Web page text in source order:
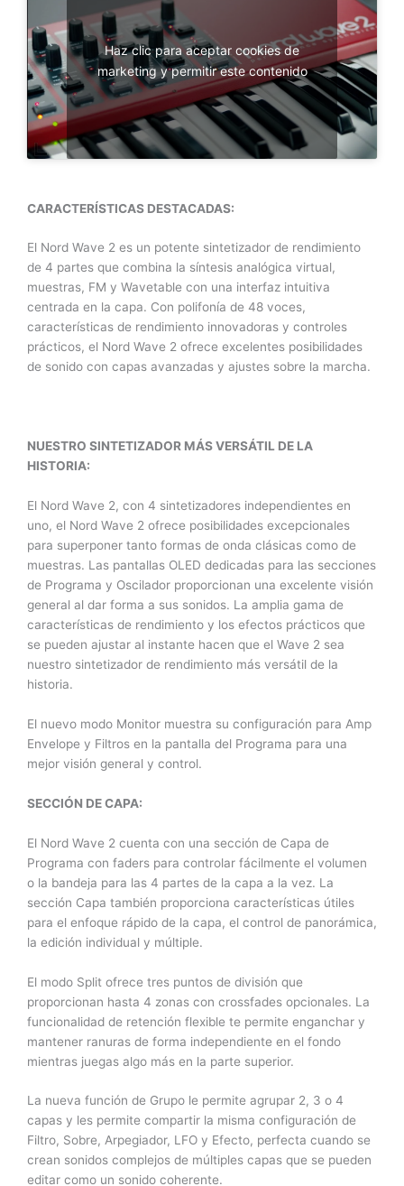
Haz clic para aceptar cookies de
marketing y permitir este contenido
CARACTERÍSTICAS DESTACADAS:
El Nord Wave 2 es un potente sintetizador de rendimiento
de 4 partes que combina la síntesis analógica virtual,
muestras, FM y Wavetable con una interfaz intuitiva
centrada en la capa. Con polifonía de 48 voces,
características de rendimiento innovadoras y controles
prácticos, el Nord Wave 2 ofrece excelentes posibilidades
de sonido con capas avanzadas y ajustes sobre la marcha.
NUESTRO SINTETIZADOR MÁS VERSÁTIL DE LA
HISTORIA:
El Nord Wave 2, con 4 sintetizadores independientes en
uno, el Nord Wave 2 ofrece posibilidades excepcionales
para superponer tanto formas de onda clásicas como de
muestras. Las pantallas OLED dedicadas para las secciones
de Programa y Oscilador proporcionan una excelente visión
general al dar forma a sus sonidos. La amplia gama de
características de rendimiento y los efectos prácticos que
se pueden ajustar al instante hacen que el Wave 2 sea
nuestro sintetizador de rendimiento más versátil de la
historia.
El nuevo modo Monitor muestra su configuración para Amp
Envelope y Filtros en la pantalla del Programa para una
mejor visión general y control.
SECCIÓN DE CAPA:
El Nord Wave 2 cuenta con una sección de Capa de
Programa con faders para controlar fácilmente el volumen
o la bandeja para las 4 partes de la capa a la vez. La
sección Capa también proporciona características útiles
para el enfoque rápido de la capa, el control de panorámica,
la edición individual y múltiple.
El modo Split ofrece tres puntos de división que
proporcionan hasta 4 zonas con crossfades opcionales. La
funcionalidad de retención flexible te permite enganchar y
mantener ranuras de forma independiente en el fondo
mientras juegas algo más en la parte superior.
La nueva función de Grupo le permite agrupar 2, 3 o 4
capas y les permite compartir la misma configuración de
Filtro, Sobre, Arpegiador, LFO y Efecto, perfecta cuando se
crean sonidos complejos de múltiples capas que se pueden
editar como un sonido coherente.